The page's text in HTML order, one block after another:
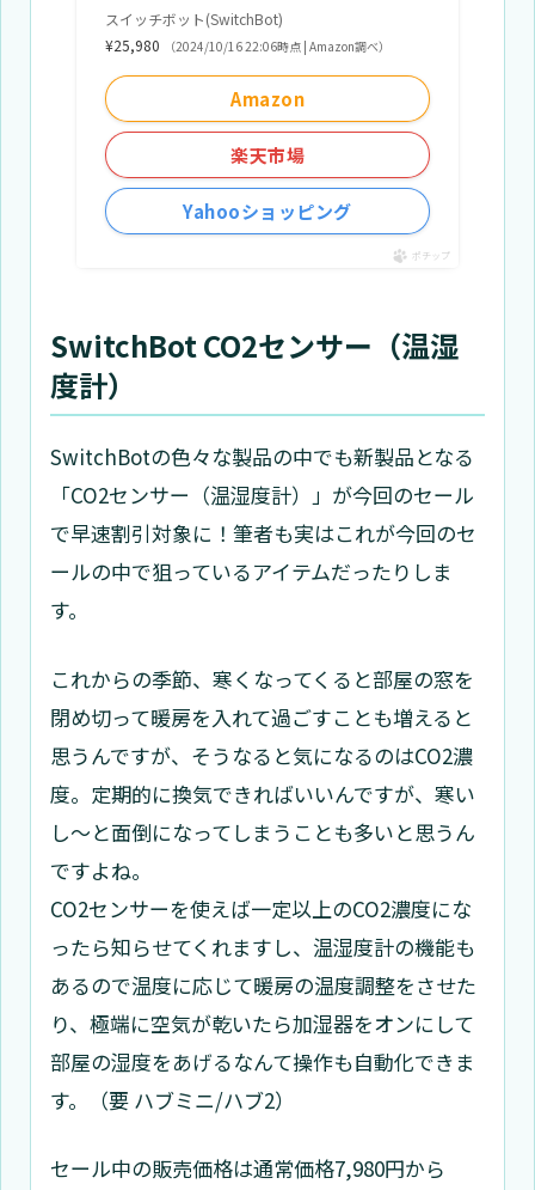
スイッチボット(SwitchBot)
¥25,980
（2024/10/16 22:06時点 | Amazon調べ）
Amazon
楽天市場
Yahooショッピング
ポチップ
SwitchBot CO2センサー（温湿
度計）
SwitchBotの色々な製品の中でも新製品となる
「CO2センサー（温湿度計）」が今回のセール
で早速割引対象に！筆者も実はこれが今回のセ
ールの中で狙っているアイテムだったりしま
す。
これからの季節、寒くなってくると部屋の窓を
閉め切って暖房を入れて過ごすことも増えると
思うんですが、そうなると気になるのはCO2濃
度。定期的に換気できればいいんですが、寒い
し～と面倒になってしまうことも多いと思うん
ですよね。
CO2センサーを使えば一定以上のCO2濃度にな
ったら知らせてくれますし、温湿度計の機能も
あるので温度に応じて暖房の温度調整をさせた
り、極端に空気が乾いたら加湿器をオンにして
部屋の湿度をあげるなんて操作も自動化できま
す。（要 ハブミニ/ハブ2）
セール中の販売価格は通常価格7,980円から